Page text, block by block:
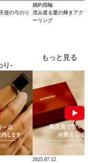
使の弓のリ
婚約指輪
澄み渡る愛の輝きアク
ーリング
り-
もっと見る
2025.07.12